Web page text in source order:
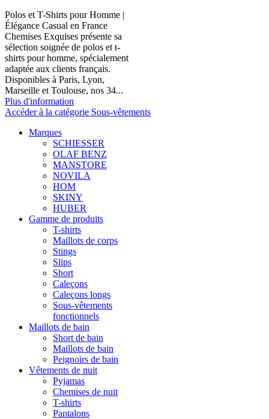
Polos et T-Shirts pour Homme |
Élégance Casual en France
Chemises Exquises présente sa
sélection soignée de polos et t-
shirts pour homme, spécialement
adaptée aux clients français.
Disponibles à Paris, Lyon,
Marseille et Toulouse, nos 34...
Plus d'information
Accéder à la catégorie Sous-vêtements
Marques
SCHIESSER
OLAF BENZ
MANSTORE
NOVILA
HOM
SKINY
HUBER
Gamme de produits
T-shirts
Maillots de corps
Stings
Slips
Short
Caleçons
Caleçons longs
Sous-vêtements
fonctionnels
Maillots de bain
Short de bain
Maillots de bain
Peignoirs de bain
Vêtements de nuit
Pyjamas
Chemises de nuit
T-shirts
Pantalons